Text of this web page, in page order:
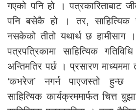
गएको पनि हो । पत्रकारिताबाट
पनि बसेकै हो । तर, साहित्यिक
नसकेको तीतो यथार्थ छ हामीसाग
पत्रपत्रिकामा साहित्यिक
अन्तिमतिर पर्छ । प्रसारण
‘कभरेज’ नगर्न पाएजस्तो
साहित्यिक कार्यक्रममार्फत चित्त